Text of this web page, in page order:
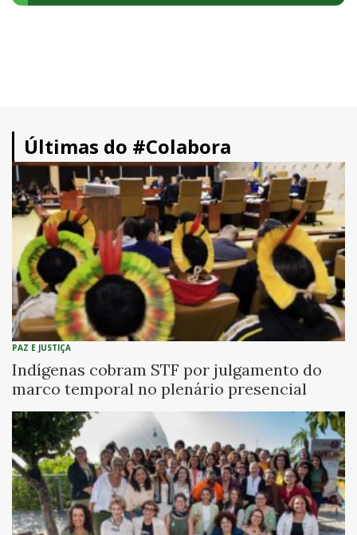
Últimas do #Colabora
PAZ E JUSTIÇA
Indígenas cobram STF por julgamento do
marco temporal no plenário presencial